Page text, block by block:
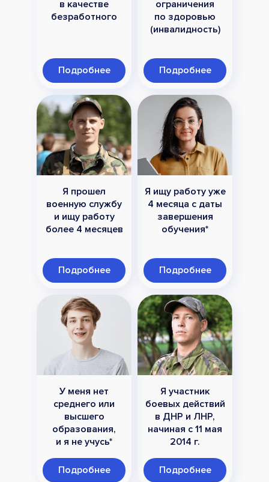
в качестве
безработного
Подробнее
ограничения
по здоровью
(инвалидность)
Подробнее
Я прошел
военную службу
и ищу работу
более 4 месяцев
Подробнее
Я ищу работу уже
4 месяца с даты
завершения
обучения*
Подробнее
У меня нет
среднего или
высшего
образования,
и я не учусь*
Подробнее
Я участник
боевых действий
в ДНР и ЛНР,
начиная с 11 мая
2014 г.
Подробнее